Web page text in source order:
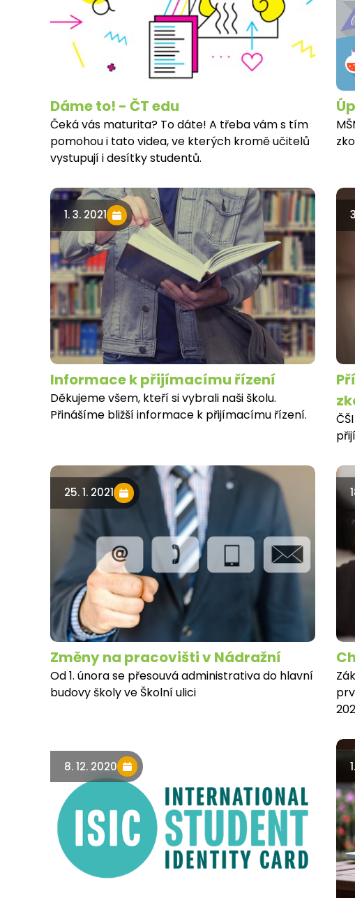
Dáme to! - ČT edu
Čeká vás maturita? To dáte! A třeba vám s tím
pomohou i tato videa, ve kterých kromě učitelů
vystupují i desítky studentů.
1. 3. 2021
Informace k přijímacímu řízení
Děkujeme všem, kteří si vybrali naši školu.
Přinášíme bližší informace k přijímacímu řízení.
25. 1. 2021
Změny na pracovišti v Nádražní
Od 1. února se přesouvá administrativa do hlavní
budovy školy ve Školní ulici
8. 12. 2020